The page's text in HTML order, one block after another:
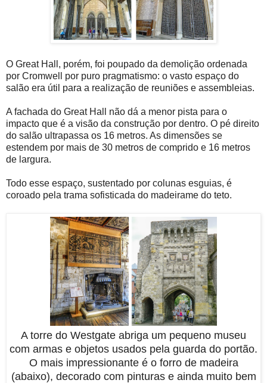
O Great Hall, porém, foi poupado da demolição ordenada
por Cromwell por puro pragmatismo: o vasto espaço do
salão era útil para a realização de reuniões e assembleias.
A fachada do Great Hall não dá a menor pista para o
impacto que é a visão da construção por dentro. O pé direito
do salão ultrapassa os 16 metros. As dimensões se
estendem por mais de 30 metros de comprido e 16 metros
de largura.
Todo esse espaço, sustentado por colunas esguias, é
coroado pela trama sofisticada do madeirame do teto.
A torre do Westgate abriga um pequeno museu
com armas e objetos usados pela guarda do portão.
O mais impressionante é o forro de madeira
(abaixo), decorado com pinturas e ainda muito bem